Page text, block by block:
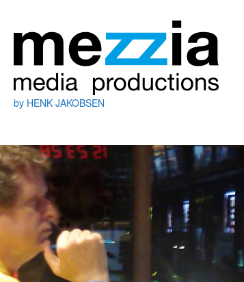
by HENK JAKOBSEN